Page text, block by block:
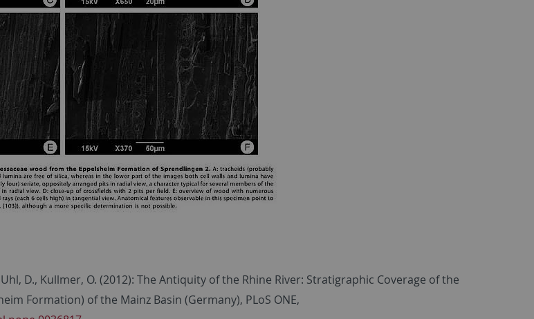
D., Kullmer, O. (2012): The Antiquity of the Rhine River: Stratigraphic Coverage of the
Formation) of the Mainz Basin (Germany), PLoS ONE,